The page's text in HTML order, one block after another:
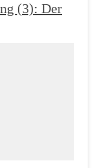
(3): Der